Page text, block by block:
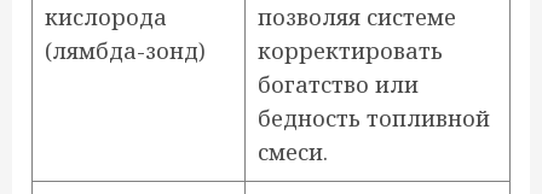
кислорода
(лямбда-зонд)
позволяя системе
корректировать
богатство или
бедность топливной
смеси.